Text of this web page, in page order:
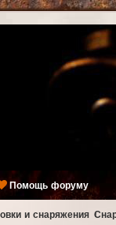
Помощь форуму
и снаряжения